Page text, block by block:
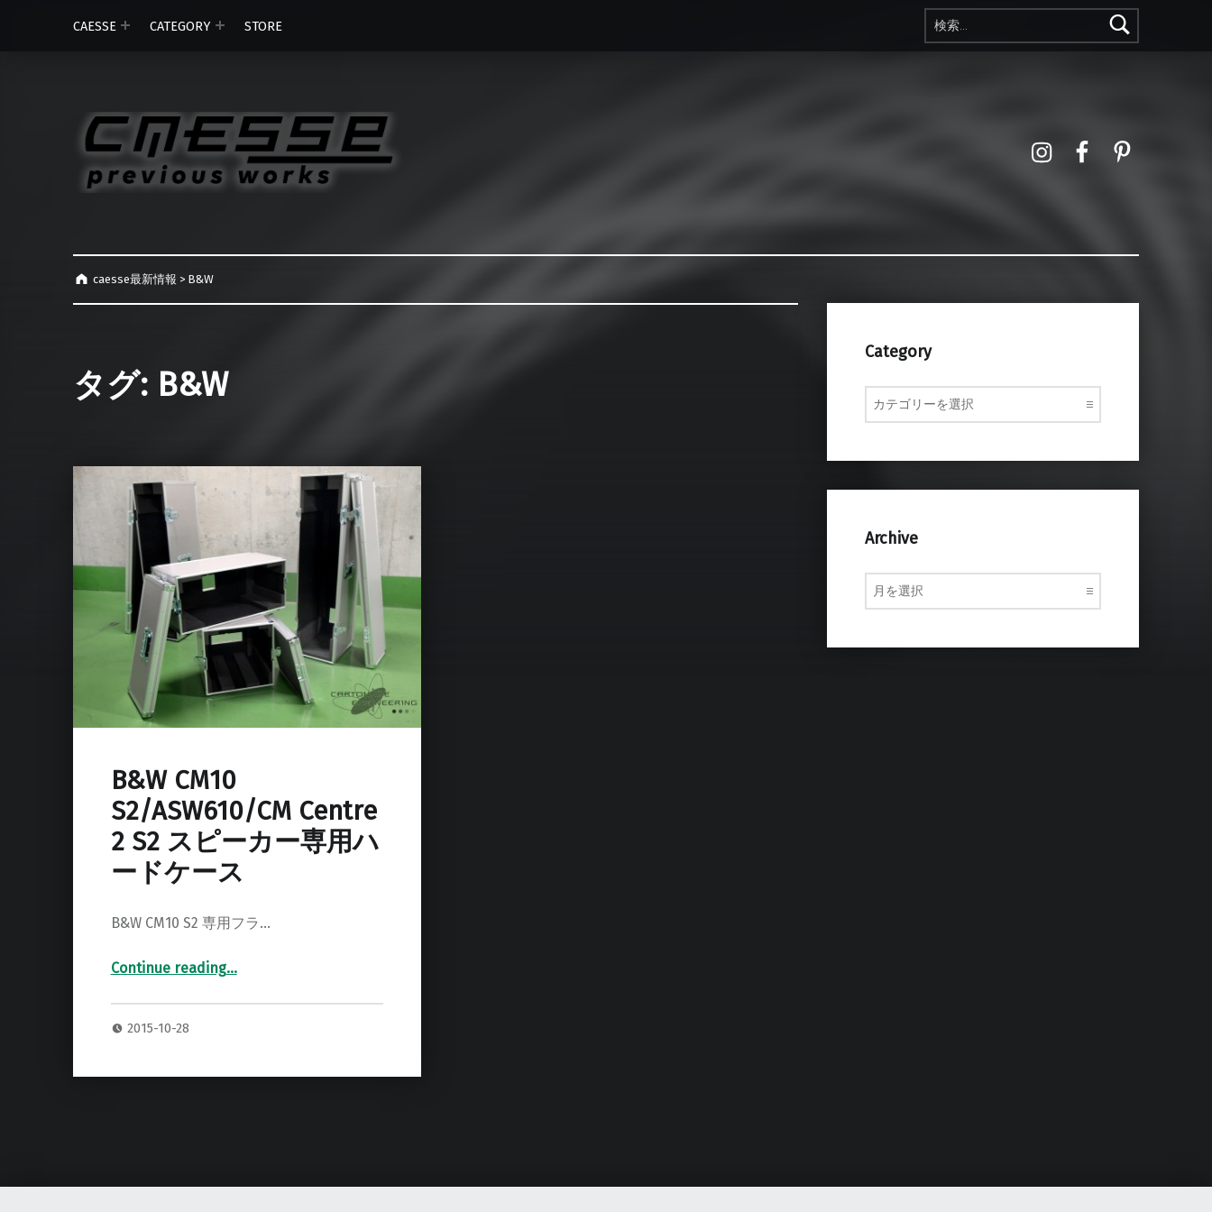
検索:
CAESSE
CATEGORY STORE
Instagram
FacebookPinterest
caesse最新情報 > B&W
タグ: B&W
B&W CM10
S2/ASW610/CM Centre
2 S2 スピーカー専用ハ
ードケース
B&W CM10 S2 専用フラ…
Continue reading“B&W CM10 S2/ASW610/CM Centre 2 S2 スピーカー専用ハードケース”
…
2015-10-28
Category
Category
Archive
Archive